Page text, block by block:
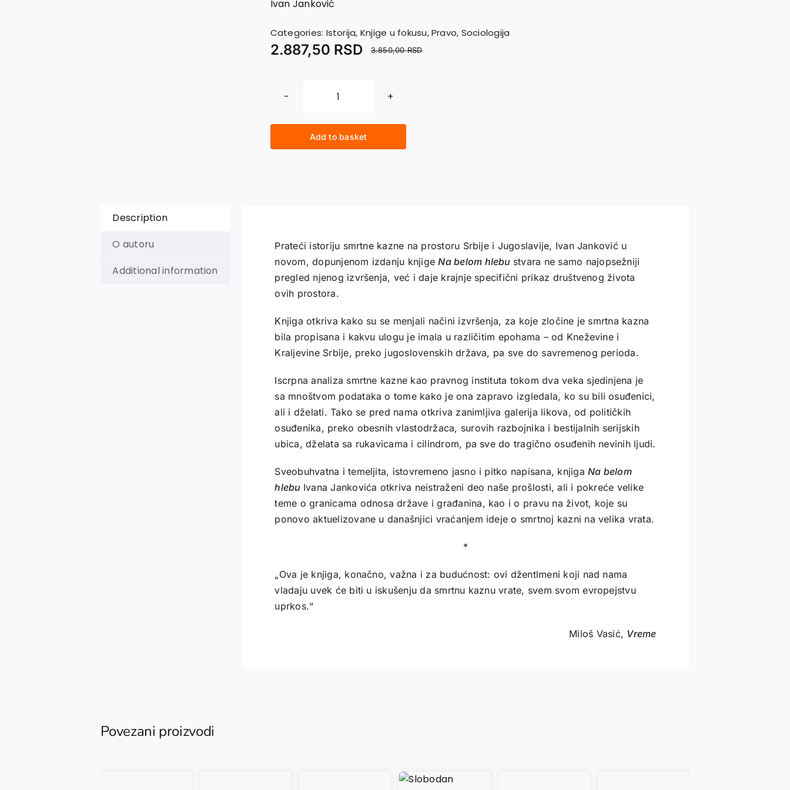
Ivan Janković
Categories: Istorija, Knjige u fokusu,Pravo, Sociologija
3.850,00RSD
2.887,50 RSD
NA
HLEBU.
Smrtna
2002
quantity
Add to basket
Description
O autoru
Additional information
Prateći istoriju smrtne kazne na prostoru Srbije i Jugoslavije, Ivan Janković u
novom, dopunjenom izdanju knjigeNa belom hle­bu stvara ne samo najopsežniji
pregled njenog izvršenja, već i daje krajnje specifični prikaz društvenog života
ovih prostora.
Knjiga otkriva kako su se menjali načini izvršenja, za koje zločine je smrtna kazna
bila propisana i kakvu ulogu je imala u različitim epohama – od Kneževine i
Kraljevine Srbije, preko jugoslovenskih država, pa sve do savremenog perioda.
Iscrpna analiza smrtne kazne kao pravnog instituta tokom dva veka sjedinjena je
sa mnoštvom podataka o tome kako je ona za­pravo izgledala, ko su bili osuđenici,
ali i dželati. Tako se pred nama otkriva zanimljiva galerija likova, od političkih
osuđenika, preko obesnih vlastodržaca, surovih razbojnika i bestijalnih serijskih
ubi­ca, dželata sa rukavicama i cilindrom, pa sve do tragično osuđenih nevinih ljudi.
Sveobuhvatna i temeljita, istovremeno jasno i pitko napisana, knjiga Na belom
hlebu Ivana Jankovića otkriva neistraženi deo naše prošlosti, ali i pokreće velike
teme o granicama odnosa države i građanina, kao i o pravu na život, koje su
ponovo aktuelizovane u današnjici vraćanjem ideje o smrtnoj kazni na velika vrata.
*
„Ova je knjiga, konačno, važna i za budućnost: ovi džentlmeni koji nad nama
vladaju uvek će biti u iskušenju da smrtnu kaznu vrate, svem svom evropejstvu
uprkos.“
Miloš Vasić, Vreme
Povezani proizvodi